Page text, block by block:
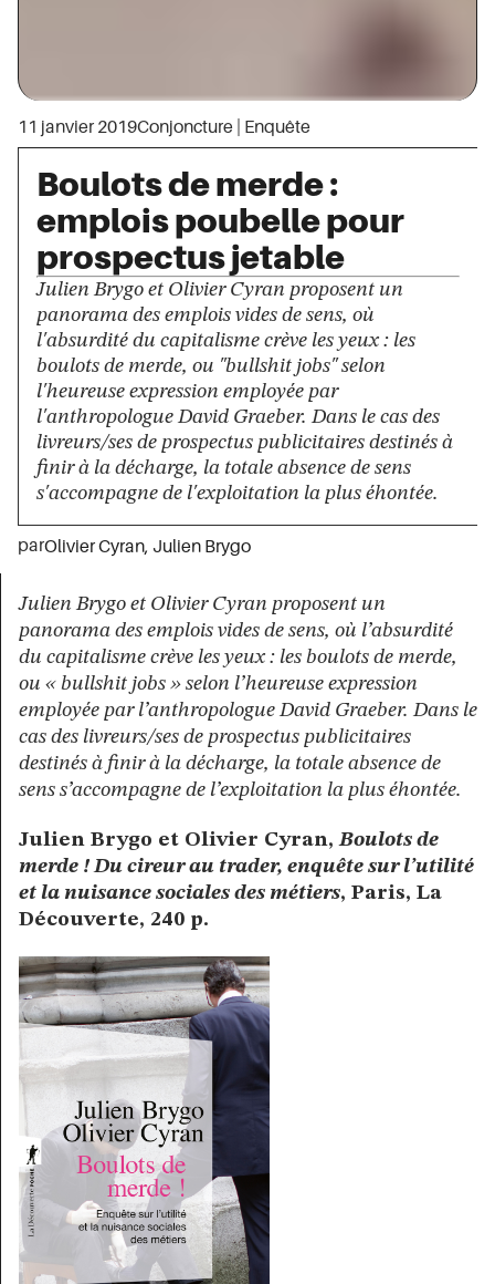
11 janvier 2019Conjoncture Enquête
Boulots de merde :
emplois poubelle pour
prospectus jetable
Julien Brygo et Olivier Cyran proposent un
panorama des emplois vides de sens, où
l'absurdité du capitalisme crève les yeux : les
boulots de merde, ou "bullshit jobs" selon
l'heureuse expression employée par
l'anthropologue David Graeber. Dans le cas des
livreurs/ses de prospectus publicitaires destinés à
finir à la décharge, la totale absence de sens
s'accompagne de l'exploitation la plus éhontée.
parOlivier Cyran, Julien Brygo
Julien Brygo et Olivier Cyran proposent un
panorama des emplois vides de sens, où l’absurdité
du capitalisme crève les yeux : les boulots de merde,
ou « bullshit jobs » selon l’heureuse expression
employée par l’anthropologue David Graeber. Dans le
cas des livreurs/ses de prospectus publicitaires
destinés à finir à la décharge, la totale absence de
sens s’accompagne de l’exploitation la plus éhontée.
Julien Brygo et Olivier Cyran,Boulots de
merde !Du cireur au trader, enquête sur l’utilité
et la nuisance sociales des métiers, Paris, La
Découverte, 240 p.